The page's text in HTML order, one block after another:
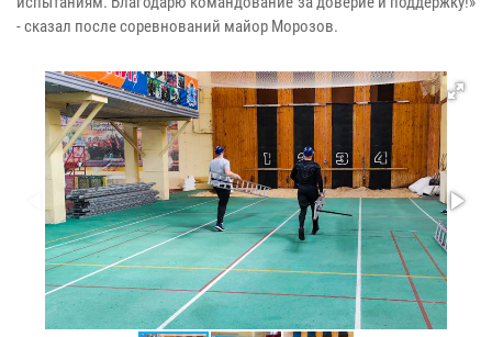
- сказал после соревнований майор Морозов.